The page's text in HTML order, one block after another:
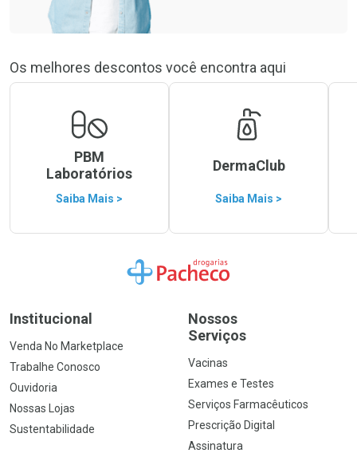
Os melhores descontos você encontra aqui
PBM
Laboratórios
Saiba Mais >
DermaClub
Saiba Mais >
Ir para a Home
Institucional
Venda No Marketplace
Trabalhe Conosco
Ouvidoria
Nossas Lojas
Sustentabilidade
Nossos
Serviços
Vacinas
Exames e Testes
Serviços Farmacêuticos
Prescrição Digital
Assinatura